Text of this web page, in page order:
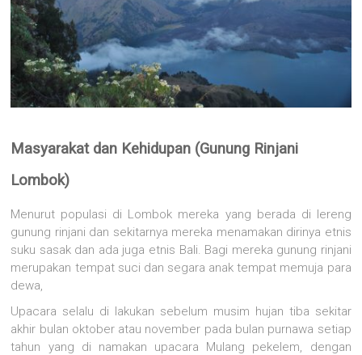
Masyarakat dan Kehidupan (Gunung Rinjani
Lombok)
Menurut populasi di Lombok mereka yang berada di lereng
gunung rinjani dan sekitarnya mereka menamakan dirinya etnis
suku sasak dan ada juga etnis Bali. Bagi mereka gunung rinjani
merupakan tempat suci dan segara anak tempat memuja para
dewa,
Upacara selalu di lakukan sebelum musim hujan tiba sekitar
akhir bulan oktober atau november pada bulan purnawa setiap
tahun yang di namakan upacara Mulang pekelem, dengan